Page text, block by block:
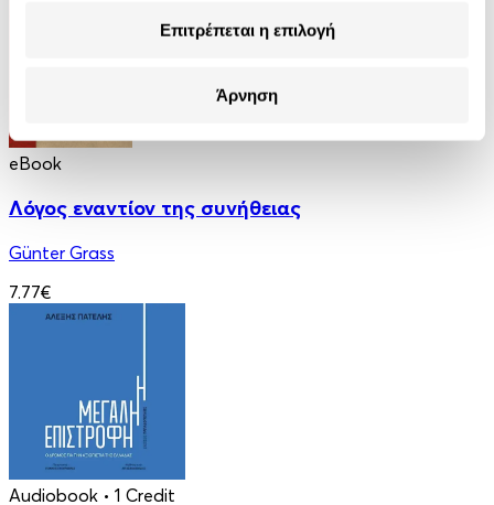
Επιτρέπεται η επιλογή
Άρνηση
eBook
Λόγος εναντίον της συνήθειας
Günter Grass
7.77€
Audiobook • 1 Credit